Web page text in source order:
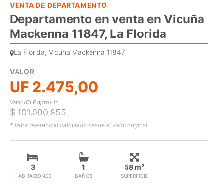
VENTA DE DEPARTAMENTO
Departamento en venta en Vicuña
Mackenna 11847, La Florida
La Florida, Vicuña Mackenna 11847
VALOR
UF 2.475,00
Valor (CLP aprox.)*
$ 101.090.855
* Valor referencial calculado desde el valor original.
HABITACIONES
3
BAÑOS
1
SUPERFICIE
58 m²